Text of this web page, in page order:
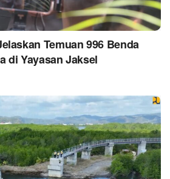
Temuan 996 Benda
di Yayasan Jaksel